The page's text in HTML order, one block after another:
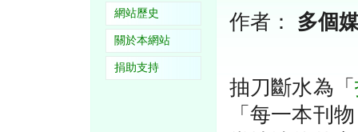
網站歷史
關於本網站
捐助支持
作者： 多個
抽刀斷水為「
「每一本刊